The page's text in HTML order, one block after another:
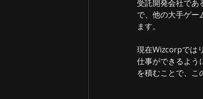
受託開発会社であ
で、他の大手ゲー
ます。
現在Wizcorpでは
仕事ができるよう
を積むことで、こ